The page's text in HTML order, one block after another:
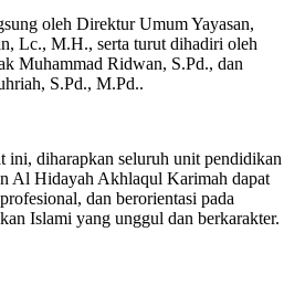
oleh Direktur Umum Yayasan,
Lc., M.H., serta turut dihadiri oleh
Muhammad Ridwan, S.Pd., dan
S.Pd., M.Pd..
ini, diharapkan seluruh unit pendidikan
Al Hidayah Akhlaqul Karimah dapat
dan berorientasi pada
Islami yang unggul dan berkarakter.